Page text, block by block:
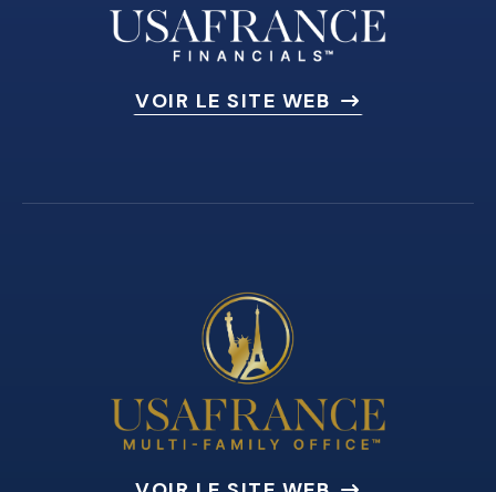
VOIR LE SITE WEB